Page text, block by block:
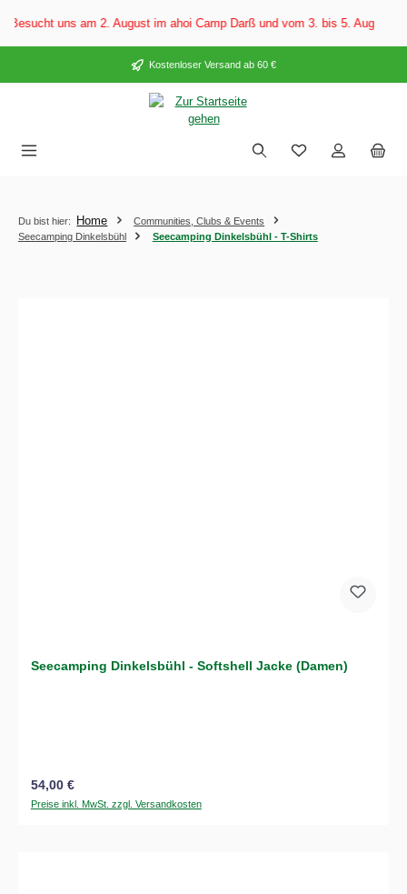
springen
am 2. August im ahoi Camp Darß und vom 3. bis 5. August auf dem
Kostenloser Versand ab 60 €
Du bist hier: Home
Communities, Clubs & Events
Seecamping Dinkelsbühl
Seecamping Dinkelsbühl - T-Shirts
Seecamping Dinkelsbühl - Softshell Jacke (Damen)
Regulärer Preis:
54,00 €
Preise inkl. MwSt. zzgl. Versandkosten